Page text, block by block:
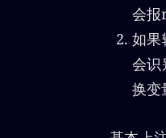
会报
如果
会
换变